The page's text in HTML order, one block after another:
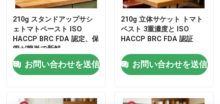
ドラムトマトペースト
トマトパスタ缶詰
210g スタンドアップサシ
ェトマトペースト ISO
HACCP BRC FDA 認定、保
管が簡単で新鮮
お問い合わせを送信
210g 立体サケット トマト
ペスト 3重濃度と ISO
HACCP BRC FDA 認証
お問い合わせを送信